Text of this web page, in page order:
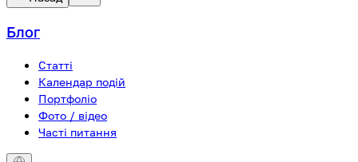
Блог
Статті
Календар подій
Портфоліо
Фото / відео
Часті питання